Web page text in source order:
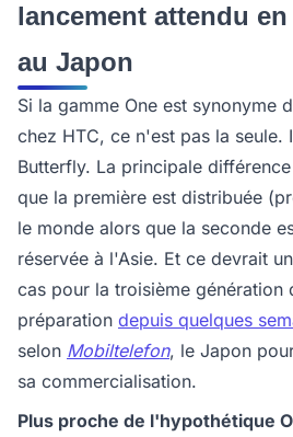
lancement attendu
au Japon
Si la gamme One est synonyme
chez HTC, ce n'est pas la seule.
Butterfly. La principale
que la première est distribuée
le monde alors que la seconde
réservée à l'Asie. Et ce devrait
cas pour la troisième génération
préparation depuis quelques
selon Mobiltelefon, le Japon
sa commercialisation.
Plus proche de l'hypothétique